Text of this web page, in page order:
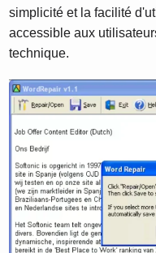
simplicité et la facilité
accessible aux
technique.